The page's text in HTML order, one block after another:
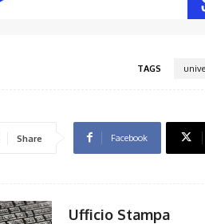
TAGS
Share Facebook
Ufficio Stampa